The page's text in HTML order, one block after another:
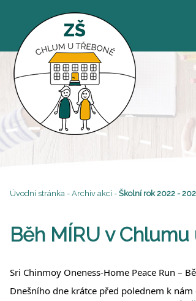
Úvodní stránka - Archiv akcí - Školní rok 2022 -
Běh MÍRU v
Sri Chinmoy Oneness-Home Peace Run –
Dnešního dne krátce před polednem k